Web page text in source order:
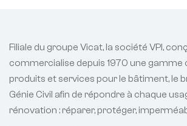
Filiale du groupe Vicat, la société VPI,
commercialise depuis 1970 une gamme
produits et services pour le bâtiment, le
Génie Civil afin de répondre à chaque
rénovation : réparer, protéger,